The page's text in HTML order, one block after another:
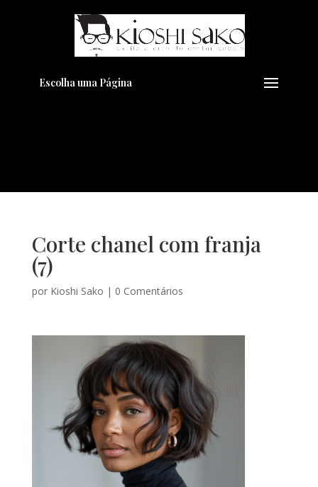
Escolha uma Página
Corte chanel com franja
(7)
por Kioshi Sako | 0 Comentários
Pensando em transformar seu
Visual??